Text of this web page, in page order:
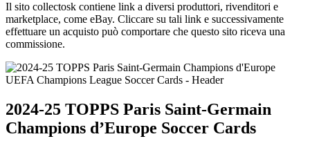
Il sito collectosk contiene link a diversi produttori, rivenditori e
marketplace, come eBay. Cliccare su tali link e successivamente
effettuare un acquisto può comportare che questo sito riceva una
commissione.
2024-25 TOPPS Paris Saint-Germain
Champions d’Europe Soccer Cards